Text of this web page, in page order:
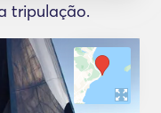
tripulação.